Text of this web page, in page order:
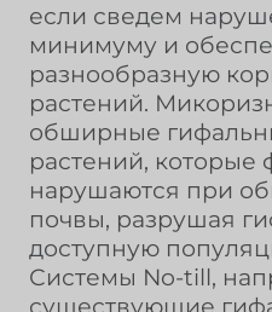
если сведем
минимуму и
разнообразную
растений.
обширные
растений, которые
нарушаются при
почвы, разрушая
доступную
Системы No-till,
существующие